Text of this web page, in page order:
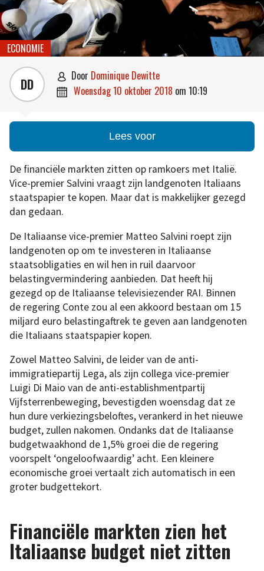
ECONOMIE
DD  door Dominique Dewitte
 woensdag 10 oktober 2018 om 10:19
Lees voor
De financiële markten zitten op ramkoers met Italië.
Vice-premier Salvini vraagt zijn landgenoten Italiaans
staatspapier te kopen. Maar dat is makkelijker gezegd
dan gedaan.
De Italiaanse vice-premier Matteo Salvini roept zijn
landgenoten op om te investeren in Italiaanse
staatsobligaties en wil hen in ruil daarvoor
belastingvermindering aanbieden. Dat heeft hij
gezegd op de Italiaanse televisiezender RAI. Binnen
de regering Conte zou al een akkoord bestaan om 15
miljard euro belastingaftrek te geven aan landgenoten
die Italiaans staatspapier kopen.
Zowel Matteo Salvini, de leider van de anti-
immigratiepartij Lega, als zijn collega vice-premier
Luigi Di Maio van de anti-establishmentpartij
Vijfsterrenbeweging, bevestigden woensdag dat ze
hun dure verkiezingsbeloftes, verankerd in het nieuwe
budget, zullen nakomen. Ondanks dat de Italiaanse
budgetwaakhond de 1,5% groei die de regering
voorspelt ‘ongeloofwaardig’ acht. Een kleinere
economische groei vertaalt zich automatisch in een
groter budgettekort.
Financiële markten zien het
Italiaanse budget niet zitten